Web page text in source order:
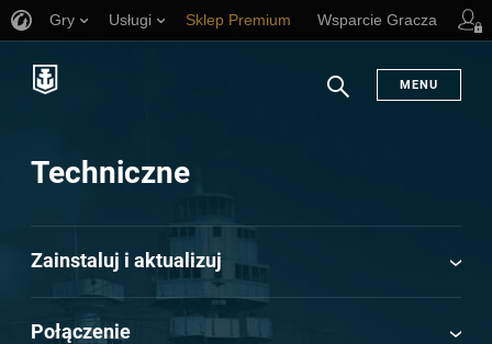
Gry Usługi Sklep Premium Wsparcie Gracza
MENU
Techniczne
Zainstaluj i aktualizuj
Połączenie